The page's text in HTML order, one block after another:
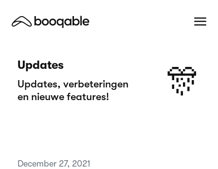
Updates
Updates, verbeteringen
en nieuwe features!
🎊
December 27, 2021